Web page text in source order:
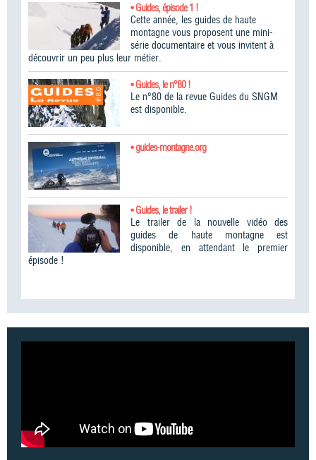
• Guides, épisode 1 !
Cette année, les guides de haute
montagne vous proposent une mini-
série documentaire et vous invitent à
découvrir un peu plus leur métier.
• Guides, le n°80 !
Le n°80 de la revue Guides du SNGM
est disponible.
• guides-montagne.org
• Guides, le trailer !
Le trailer de la nouvelle vidéo des
guides de haute montagne est
disponible, en attendant le premier
épisode !